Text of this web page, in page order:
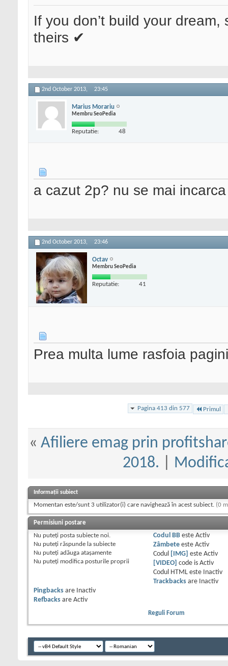
If you don’t build your
theirs ✔
2nd October 2013, 23:45
Marius Morariu
Membru SeoPedia
Reputatie: 48
a cazut 2p? nu se mai
2nd October 2013, 23:46
Octav
Membru SeoPedia
Reputatie: 41
Prea multa lume rasfoia
Pagina 413 din 577 Primul
« Afiliere emag prin
2018.
Informații subiect
Momentan este/sunt 3 utilizator(i) care navighează în acest subiect. (0
Permisiuni postare
Nu puteţi posta subiecte noi.
Nu puteţi răspunde la subiecte
Nu puteţi adăuga ataşamente
Nu puteţi modifica posturile proprii
Codul BBeste Activ
Zâmbeteeste Activ
Codul
[IMG] este Activ
[VIDEO] code is Activ
Codul HTML este
Inactiv
Trackbacksare
Inactiv
Pingbacks are
Inactiv
Refbacks are Activ
Reguli Forum